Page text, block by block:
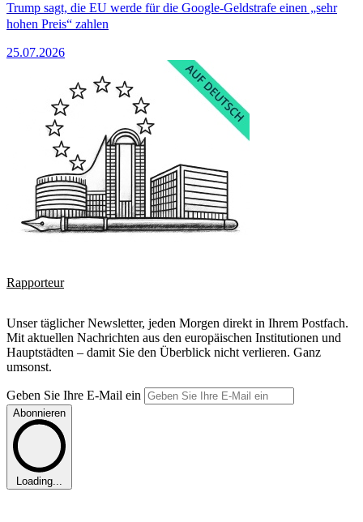
Trump sagt, die EU werde für die Google-Geldstrafe einen „sehr
hohen Preis“ zahlen
25.07.2026
Rapporteur
Unser täglicher Newsletter, jeden Morgen direkt in Ihrem Postfach.
Mit aktuellen Nachrichten aus den europäischen Institutionen und
Hauptstädten – damit Sie den Überblick nicht verlieren. Ganz
umsonst.
Geben Sie Ihre E-Mail ein
Abonnieren
Loading...